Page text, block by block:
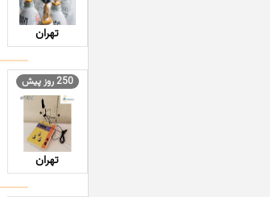
تهران
250 روز پیش
تهران